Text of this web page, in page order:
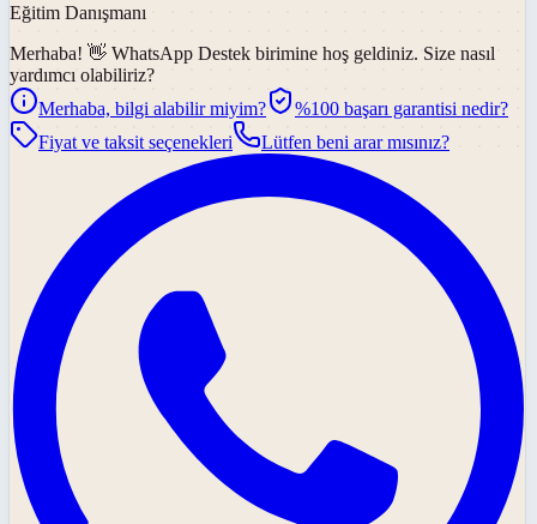
Eğitim Danışmanı
Merhaba! 👋 WhatsApp Destek birimine hoş geldiniz. Size nasıl
yardımcı olabiliriz?
Merhaba, bilgi alabilir miyim?
%100 başarı garantisi nedir?
Fiyat ve taksit seçenekleri
Lütfen beni arar mısınız?